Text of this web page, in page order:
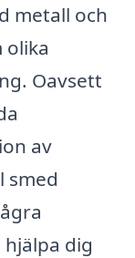
metall och
olika
Oavsett
av
smed
hjälpa dig